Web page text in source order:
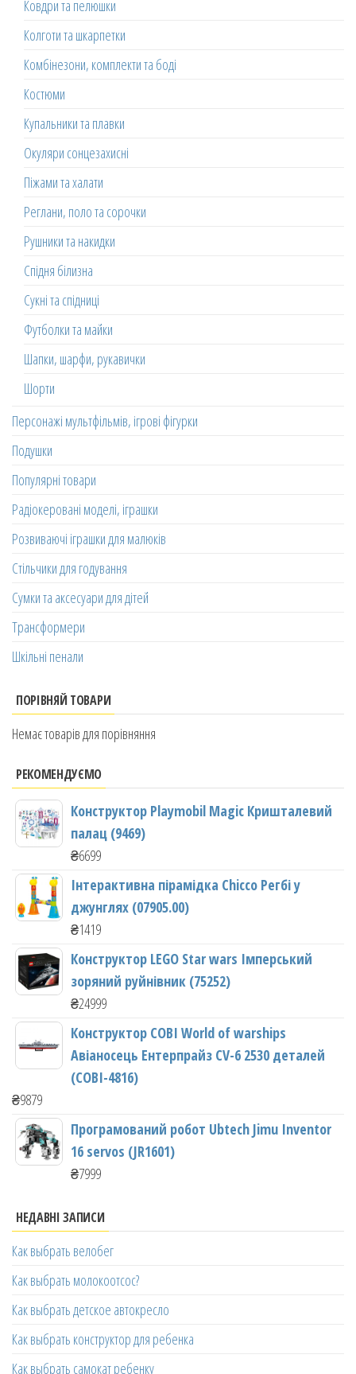
Ковдри та пелюшки
Колготи та шкарпетки
Комбінезони, комплекти та боді
Костюми
Купальники та плавки
Окуляри сонцезахисні
Піжами та халати
Реглани, поло та сорочки
Рушники та накидки
Спідня білизна
Сукні та спідниці
Футболки та майки
Шапки, шарфи, рукавички
Шорти
Персонажі мультфільмів, ігрові фігурки
Подушки
Популярні товари
Радіокеровані моделі, іграшки
Розвиваючі іграшки для малюків
Стільчики для годування
Сумки та аксесуари для дітей
Трансформери
Шкільні пенали
ПОРІВНЯЙ ТОВАРИ
Немає товарів для порівняння
РЕКОМЕНДУЄМО
Конструктор Playmobil Magic Кришталевий
палац (9469)
₴6699
Інтерактивна пірамідка Chicco Регбі у
джунглях (07905.00)
₴1419
Конструктор LEGO Star wars Імперський
зоряний руйнівник (75252)
₴24999
Конструктор COBI World of warships
Авіаносець Ентерпрайз CV-6 2530 деталей
(COBI-4816)
₴9879
Програмований робот Ubtech Jimu Inventor
16 servos (JR1601)
₴7999
НЕДАВНІ ЗАПИСИ
Как выбрать велобег
Как выбрать молокоотсос?
Как выбрать детское автокресло
Как выбрать конструктор для ребенка
Как выбрать самокат ребенку